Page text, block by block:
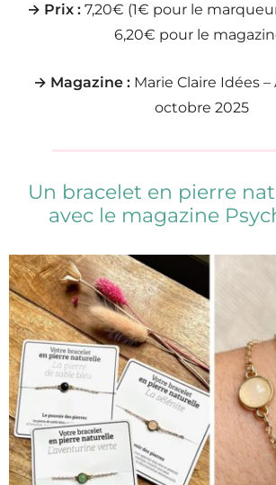
→ Prix :7,20€ (1€ pour le
6,20€ pour le
→ Magazine :Marie Claire Idées –
octobre 2025
Un bracelet en pierre
avec le magazine